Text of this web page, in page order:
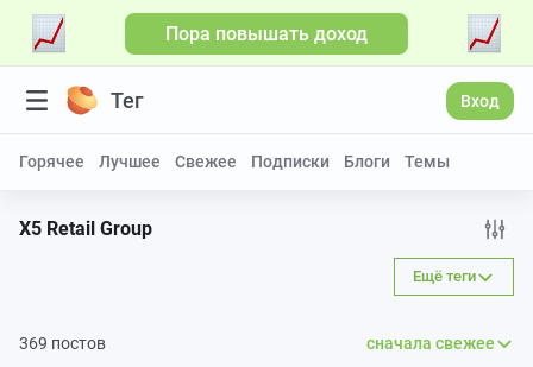
Пора повышать доход
Тег Вход
Горячее Лучшее Свежее Подписки Блоги Темы
X5 Retail Group
Ещё теги
369 постов сначала свежее
Больше видео